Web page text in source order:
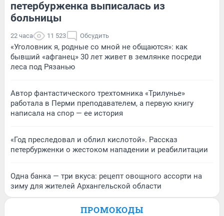
петербурженка выписалась из
больницы
22 часа 11 523 Обсудить
«Уголовник я, родные со мной не общаются»: как
бывший «афганец» 30 лет живет в землянке посреди
леса под Рязанью
Автор фантастического трехтомника «Трилунье»
работала в Перми преподавателем, а первую книгу
написала на спор — ее история
«Год преследовал и облил кислотой». Рассказ
петербурженки о жестоком нападении и реабилитации
Одна банка — три вкуса: рецепт овощного ассорти на
зиму для жителей Архангельской области
ПРОМОКОДЫ